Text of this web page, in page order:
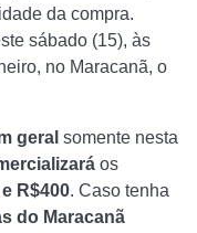
da compra.
sábado (15), às
no Maracanã, o
geral somente nesta
os
R$400. Caso tenha
do Maracanã